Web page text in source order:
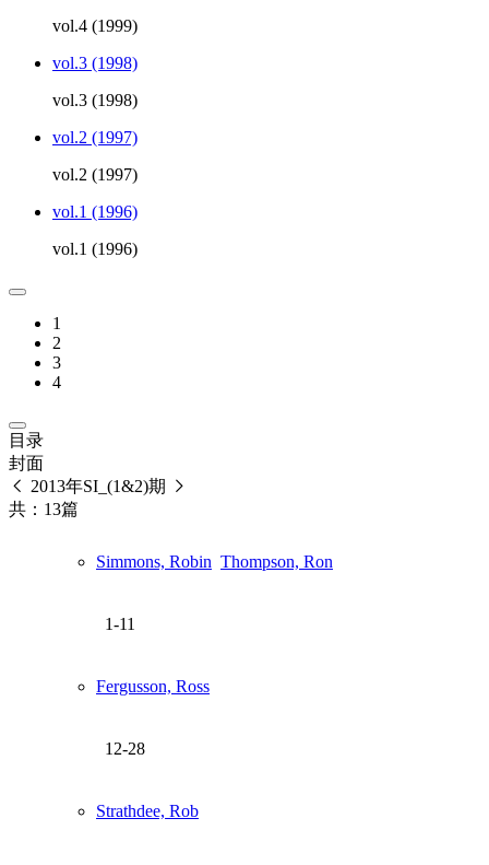
vol.4 (1999)
vol.3 (1998)
vol.3 (1998)
vol.2 (1997)
vol.2 (1997)
vol.1 (1996)
vol.1 (1996)
1
2
3
4
目录
封面
2013年SI_(1&2)期
共：13篇
Simmons, Robin Thompson, Ron
1-11
Fergusson, Ross
12-28
Strathdee, Rob